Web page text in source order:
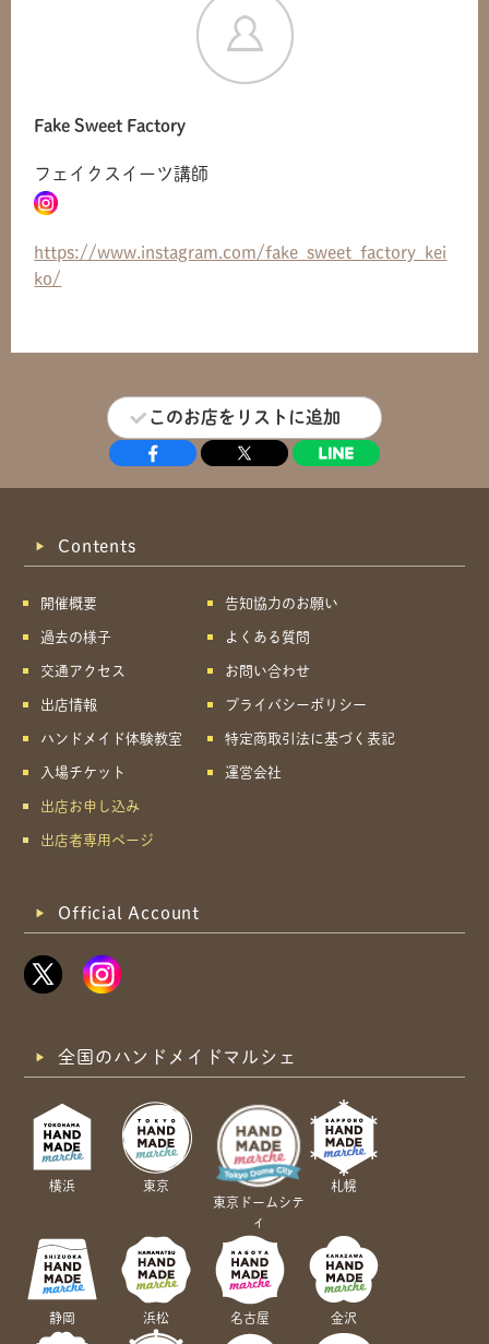
Fake Sweet Factory
フェイクスイーツ講師
https://www.instagram.com/fake_sweet_factory_kei
ko/
このお店をリストに追加
共有方法を選択
Contents
開催概要
過去の様子
交通アクセス
出店情報
ハンドメイド体験教室
入場チケット
出店お申し込み
出店者専用ページ
告知協力のお願い
よくある質問
お問い合わせ
プライバシーポリシー
特定商取引法に基づく表記
運営会社
Official Account
全国のハンドメイドマルシェ
横浜
東京
東京ドームシテ
ィ
札幌
静岡 浜松 名古屋 金沢